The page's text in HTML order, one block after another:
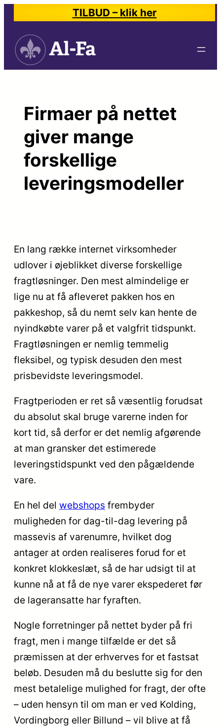
indhold
TILBUD – klik her
Firmaer på nettet
giver mange
forskellige
leveringsmodeller
En lang række internet virksomheder
udlover i øjeblikket diverse forskellige
fragtløsninger. Den mest almindelige er
lige nu at få afleveret pakken hos en
pakkeshop, så du nemt selv kan hente de
nyindkøbte varer på et valgfrit tidspunkt.
Fragtløsningen er nemlig temmelig
fleksibel, og typisk desuden den mest
prisbevidste leveringsmodel.
Fragtperioden er ret så væsentlig forudsat
du absolut skal bruge varerne inden for
kort tid, så derfor er det nemlig afgørende
at man gransker det estimerede
leveringstidspunkt ved den pågældende
vare.
En hel del webshops frembyder
muligheden for dag-til-dag levering på
massevis af varenumre, hvilket dog
antager at orden realiseres forud for et
konkret klokkeslæt, så de har udsigt til at
kunne nå at få de nye varer ekspederet før
de lageransatte har fyraften.
Nogle forretninger på nettet byder på fri
fragt, men i mange tilfælde er det så
præmissen at der erhverves for et fastsat
beløb. Desuden må du beslutte sig for den
mest betalelige mulighed for fragt, der ofte
– uden hensyn til om man er ved Kolding,
Vordingborg eller Billund – vil blive at få